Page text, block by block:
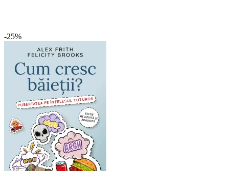
-25%